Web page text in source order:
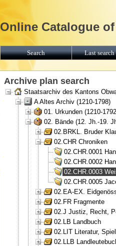
Archive plan search
Staatsarchiv des Kantons
A Altes Archiv (1210-1798)
01. Urkunden (1210-
02. Bände (12. Jh.-19.
02.BRKL. Bruder
02.CHR Chroniken
02.CHR.0001
02.CHR.0002
02.CHR.0003
02.CHR.0005
02.EA-EX.
02.FR Fragmente
02.J Justiz, Recht,
02.LB Landbuch
02.LIT Literatur,
02.LLB
Online Catalogue
Search Last